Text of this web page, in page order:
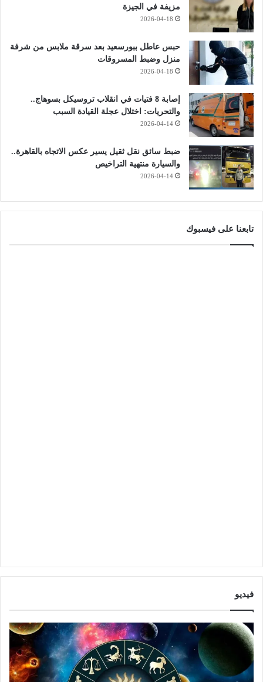
مزيفة في الجيزة
2026-04-18
حبس عاطل ببورسعيد بعد سرقة ملابس من شرفة
منزل وضبط المسروقات
2026-04-18
إصابة 8 فتيات في انقلاب تروسيكل بسوهاج..
والتحريات: اختلال عجلة القيادة السبب
2026-04-14
ضبط سائق نقل ثقيل يسير عكس الاتجاه بالقاهرة..
والسيارة منتهية التراخيص
2026-04-14
تابعنا على فيسبوك
فيديو
و
ق
ع
ا